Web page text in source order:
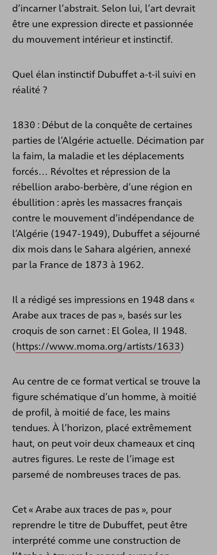
d’incarner l’abstrait. Selon lui, l’art devrait
être une expression directe et passionnée
du mouvement intérieur et instinctif.
Quel élan instinctif Dubuffet a-t-il suivi en
réalité ?
1830 : Début de la conquête de certaines
parties de l’Algérie actuelle. Décimation par
la faim, la maladie et les déplacements
forcés… Révoltes et répression de la
rébellion arabo-berbère, d’une région en
ébullition : après les massacres français
contre le mouvement d’indépendance de
l’Algérie (1947-1949), Dubuffet a séjourné
dix mois dans le Sahara algérien, annexé
par la France de 1873 à 1962.
Il a rédigé ses impressions en 1948 dans «
Arabe aux traces de pas », basés sur les
croquis de son carnet : El Golea, II 1948.
(https://www.moma.org/artists/1633)
Au centre de ce format vertical se trouve la
figure schématique d’un homme, à moitié
de profil, à moitié de face, les mains
tendues. À l’horizon, placé extrêmement
haut, on peut voir deux chameaux et cinq
autres figures. Le reste de l’image est
parsemé de nombreuses traces de pas.
Cet « Arabe aux traces de pas », pour
reprendre le titre de Dubuffet, peut être
interprété comme une construction de